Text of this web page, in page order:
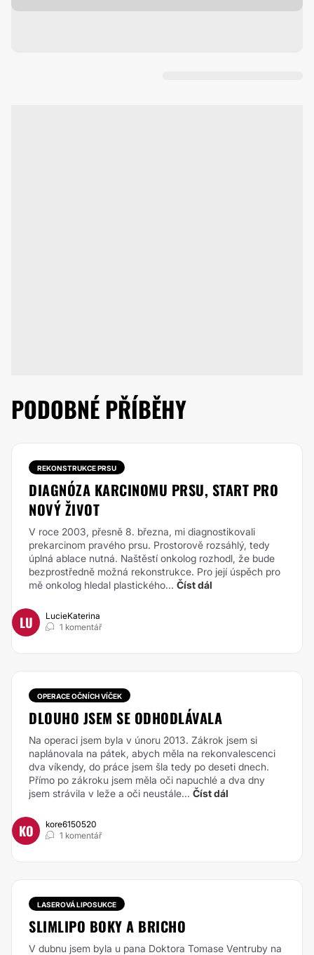
PODOBNÉ PŘÍBĚHY
REKONSTRUKCE PRSU
DIAGNÓZA KARCINOMU PRSU, START PRO
NOVÝ ŽIVOT
V roce 2003, přesně 8. března, mi diagnostikovali
prekarcinom pravého prsu. Prostorově rozsáhlý, tedy
úplná ablace nutná. Naštěstí onkolog rozhodl, že bude
bezprostředně možná rekonstrukce. Pro její úspěch pro
mě onkolog hledal plastického... Číst dál
LU
LucieKaterina
1 komentář
OPERACE OČNÍCH VÍČEK
DLOUHO JSEM SE ODHODLÁVALA
Na operaci jsem byla v únoru 2013. Zákrok jsem si
naplánovala na pátek, abych měla na rekonvalescenci
dva víkendy, do práce jsem šla tedy po deseti dnech.
Přímo po zákroku jsem měla oči napuchlé a dva dny
jsem strávila v leže a oči neustále... Číst dál
KO
kore6150520
1 komentář
LASEROVÁ LIPOSUKCE
SLIMLIPO BOKY A BRICHO
V dubnu jsem byla u pana Doktora Tomase Ventruby na